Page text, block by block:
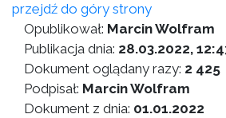
przejdź do góry strony
Opublikował: Marcin Wolfram
Publikacja dnia: 28.03.2022,
Dokument oglądany razy: 2 425
Podpisał: Marcin Wolfram
Dokument z dnia: 01.01.2022